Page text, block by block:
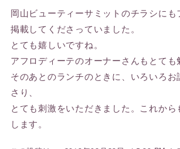
岡山ビューティーサミットのチラシに
掲載してくださっていました。
とても嬉しいですね。
アフロディーテのオーナーさんもとても
そのあとのランチのときに、いろいろ
さり、
とても刺激をいただきました。これか
します。